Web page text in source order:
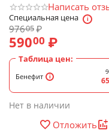
Написать
Специальная цена
97605₽
59000 ₽
Таблица цен:
Бенефит
Нет в наличии
Отложить